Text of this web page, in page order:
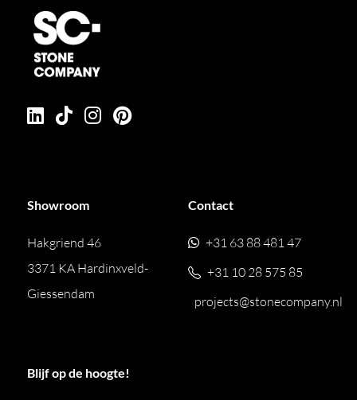
Showroom
Hakgriend 46
3371 KA Hardinxveld-
Giessendam
Contact
+31 63 88 481 47
+31 10 28 575 85
projects@stonecompany.nl
Blijf op de hoogte!